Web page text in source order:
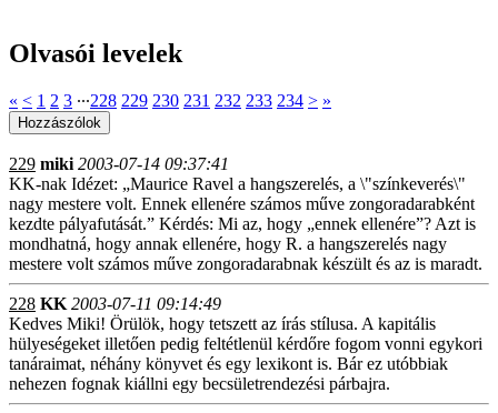
Olvasói levelek
« < 1 2 3 ∙∙∙228 229 230 231 232 233 234 > »
229 miki 2003-07-14 09:37:41
KK-nak Idézet: „Maurice Ravel a hangszerelés, a \"színkeverés\"
nagy mestere volt. Ennek ellenére számos műve zongoradarabként
kezdte pályafutását.” Kérdés: Mi az, hogy „ennek ellenére”? Azt is
mondhatná, hogy annak ellenére, hogy R. a hangszerelés nagy
mestere volt számos műve zongoradarabnak készült és az is maradt.
228 KK 2003-07-11 09:14:49
Kedves Miki! Örülök, hogy tetszett az írás stílusa. A kapitális
hülyeségeket illetően pedig feltétlenül kérdőre fogom vonni egykori
tanáraimat, néhány könyvet és egy lexikont is. Bár ez utóbbiak
nehezen fognak kiállni egy becsületrendezési párbajra.